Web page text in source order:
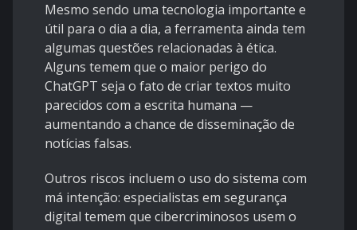
Mesmo sendo uma tecnologia importante e
útil para o dia a dia, a ferramenta ainda tem
algumas questões relacionadas à ética.
Alguns temem que o maior perigo do
ChatGPT seja o fato de criar textos muito
parecidos com a escrita humana —
aumentando a chance de disseminação de
notícias falsas.
Outros riscos incluem o uso do sistema com
má intenção: especialistas em segurança
digital temem que cibercriminosos usem o